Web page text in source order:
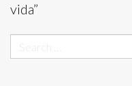
vida”
for: